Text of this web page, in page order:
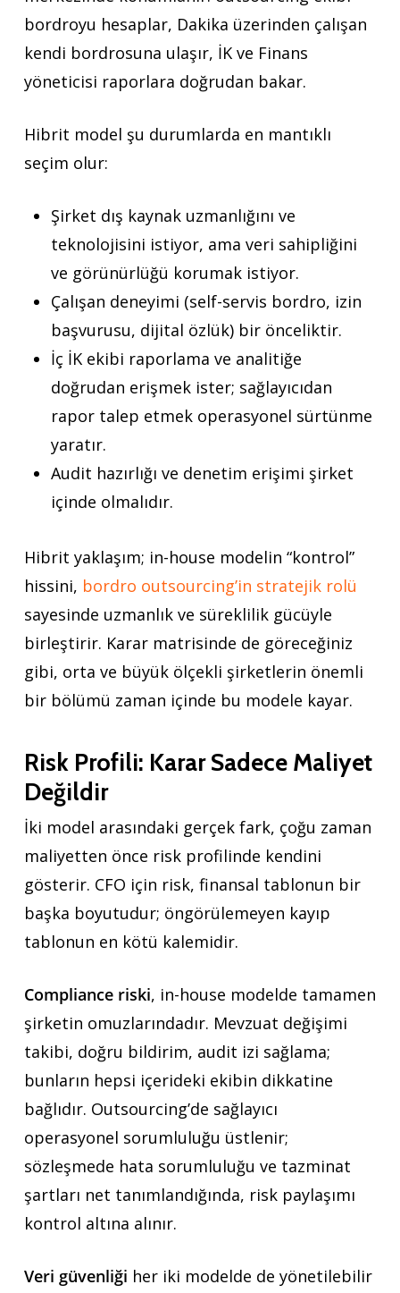
bordroyu hesaplar, Dakika üzerinden çalışan
kendi bordrosuna ulaşır, İK ve Finans
yöneticisi raporlara doğrudan bakar.
Hibrit model şu durumlarda en mantıklı
seçim olur:
Şirket dış kaynak uzmanlığını ve
teknolojisini istiyor, ama veri sahipliğini
ve görünürlüğü korumak istiyor.
Çalışan deneyimi (self-servis bordro, izin
başvurusu, dijital özlük) bir önceliktir.
İç İK ekibi raporlama ve analitiğe
doğrudan erişmek ister; sağlayıcıdan
rapor talep etmek operasyonel sürtünme
yaratır.
Audit hazırlığı ve denetim erişimi şirket
içinde olmalıdır.
Hibrit yaklaşım; in-house modelin “kontrol”
hissini, bordro outsourcing’in stratejik rolü
sayesinde uzmanlık ve süreklilik gücüyle
birleştirir. Karar matrisinde de göreceğiniz
gibi, orta ve büyük ölçekli şirketlerin önemli
bir bölümü zaman içinde bu modele kayar.
Risk Profili: Karar Sadece Maliyet
Değildir
İki model arasındaki gerçek fark, çoğu zaman
maliyetten önce risk profilinde kendini
gösterir. CFO için risk, finansal tablonun bir
başka boyutudur; öngörülemeyen kayıp
tablonun en kötü kalemidir.
Compliance riski, in-house modelde tamamen
şirketin omuzlarındadır. Mevzuat değişimi
takibi, doğru bildirim, audit izi sağlama;
bunların hepsi içerideki ekibin dikkatine
bağlıdır. Outsourcing’de sağlayıcı
operasyonel sorumluluğu üstlenir;
sözleşmede hata sorumluluğu ve tazminat
şartları net tanımlandığında, risk paylaşımı
kontrol altına alınır.
Veri güvenliği her iki modelde de yönetilebilir